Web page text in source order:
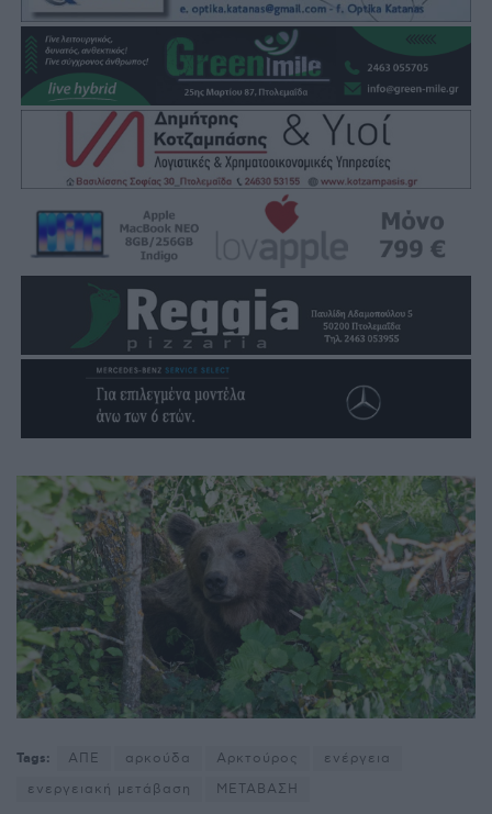
Tags: ΑΠΕ αρκούδα Αρκτούρος
ενέργεια
ενεργειακή μετάβαση
ΜΕΤΑΒΑΣΗ